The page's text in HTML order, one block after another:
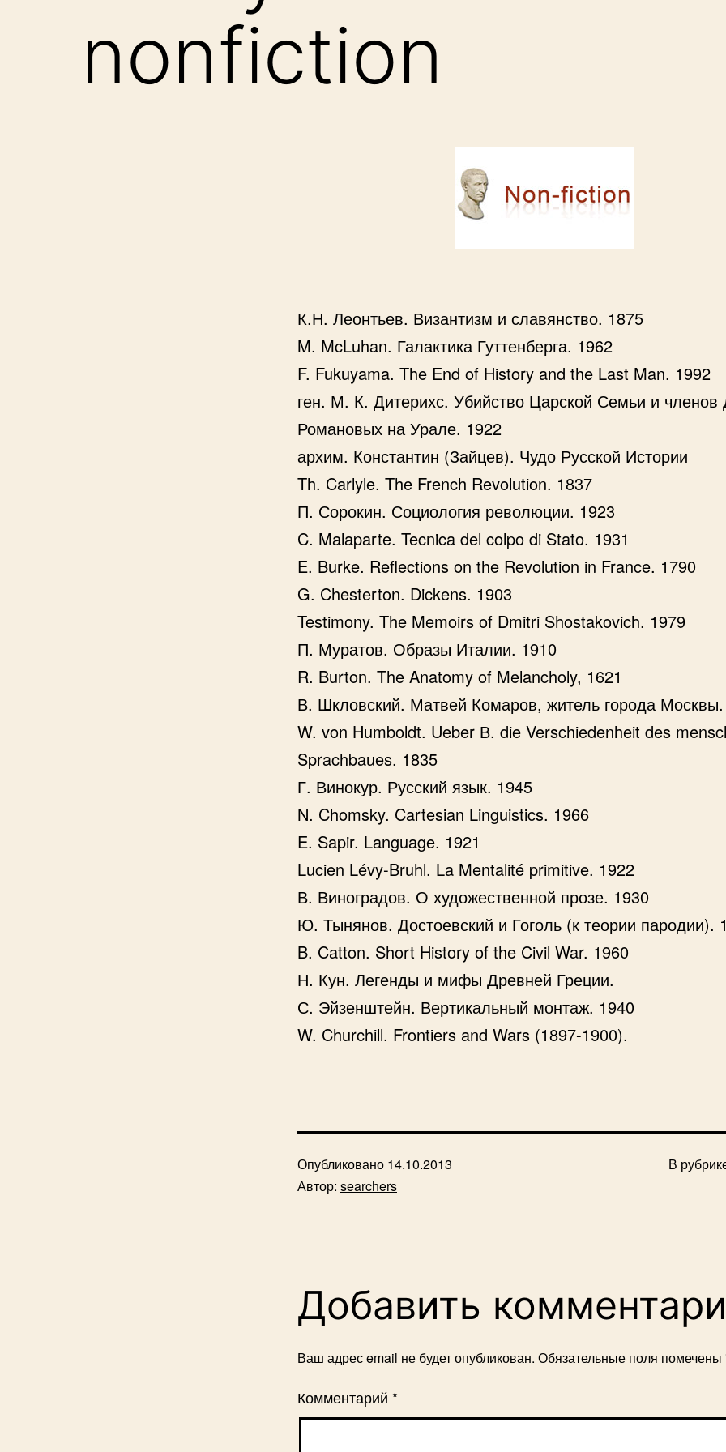
nonfiction
К.Н. Леонтьев. Византизм и славянство. 1875
M. McLuhan. Галактика Гуттенберга. 1962
F. Fukuyama. The End of History and the Last Man. 1992
ген. М. К. Дитерихс. Убийство Царской Семьи и
Романовых на Урале. 1922
архим. Константин (Зайцев). Чудо Русской Истории
Th. Carlyle. The French Revolution. 1837
П. Сорокин. Социология революции. 1923
C. Malaparte. Tecnica del colpo di Stato. 1931
E. Burke. Reflections on the Revolution in France. 1790
G. Chesterton. Dickens. 1903
Testimony. The Memoirs of Dmitri Shostakovich. 1979
П. Муратов. Образы Италии. 1910
R. Burton. The Anatomy of Melancholy, 1621
В. Шкловский. Матвей Комаров, житель города
W. von Humboldt. Ueber В. die Verschiedenheit des
Sprachbaues. 1835
Г. Винокур. Русский язык. 1945
N. Chomsky. Cartesian Linguistics. 1966
E. Sapir. Language. 1921
Lucien Lévy-Bruhl. La Mentalité primitive. 1922
В. Виноградов. О художественной прозе. 1930
Ю. Тынянов. Достоевский и Гоголь (к теории пародии).
B. Catton. Short History of the Civil War. 1960
Н. Кун. Легенды и мифы Древней Греции.
С. Эйзенштейн. Вертикальный монтаж. 1940
W. Churchill. Frontiers and Wars (1897-1900).
Опубликовано 14.10.2013
Автор: searchers
В
Добавить
Ваш адрес email не будет опубликован. Обязательные поля помечены
Комментарий *